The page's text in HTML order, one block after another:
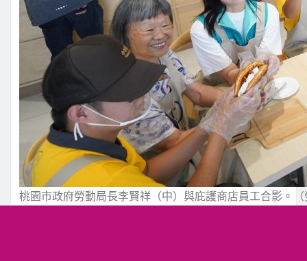
桃園市政府勞動局長李賢祥（中）與庇護商店員工合影。